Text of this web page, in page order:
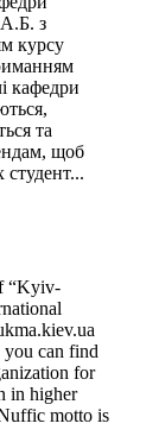
А.Б. з
курсу
кафедри
та
щоб
“Kyiv-
you can find
for
in higher
motto is